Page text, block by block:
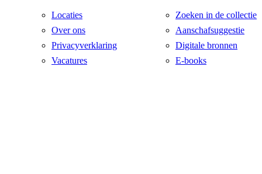
Locaties
Over ons
Privacyverklaring
Vacatures
Zoeken in de collectie
Aanschafsuggestie
Digitale bronnen
E-books